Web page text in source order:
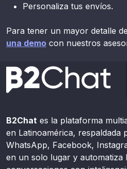
Personaliza tus envíos.
Para tener un mayor detalle
una demo con nuestros
B2Chat es la plataforma
en Latinoamérica, respaldada
WhatsApp, Facebook,
en un solo lugar y automatiza